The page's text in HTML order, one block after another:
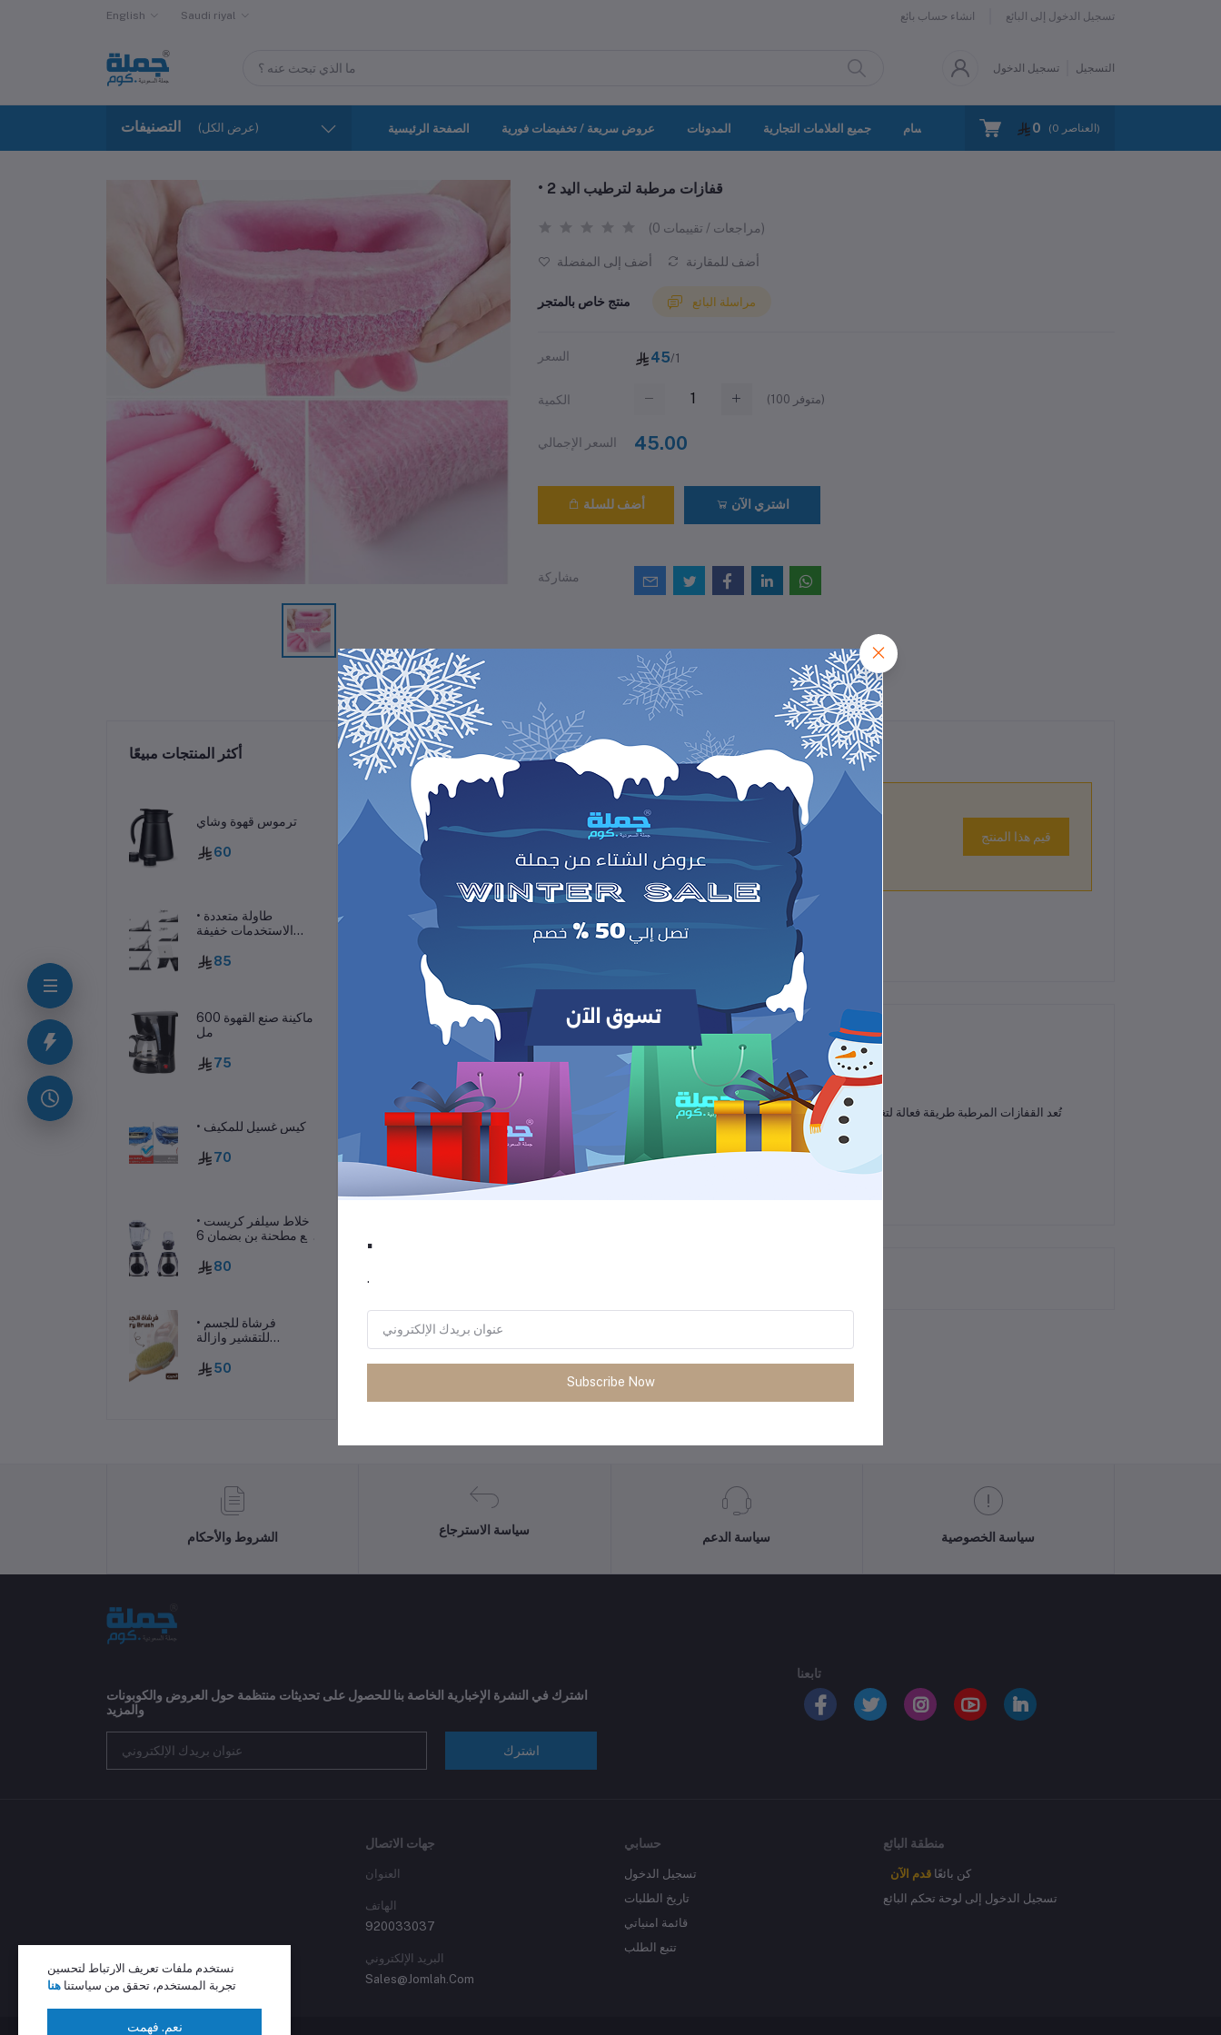
English Saudi riyal انشاء حساب بائع تسجيل الدخول إلى البائع
تسجيل الدخول التسجيل
التصنيفات (عرض الكل) الصفحة الرئيسية عروض سريعة / تخفيضات فورية المدونات جميع العلامات التجارية جميع الأقسام اتصل بنا سياسة الخصوصية 0 (0 العناصر)
• قفازات مرطبة لترطيب اليد 2
(0 مراجعات / تقييمات)
أضف إلى المفضلة أضف للمقارنة
منتج خاص بالمتجر مراسلة البائع
السعر 45/1
الكمية (100 متوفر)
السعر الإجمالي 45.00
أضف للسلة اشتري الآن
مشاركة
أكثر المنتجات مبيعًا
ترموس قهوة وشاي
60
• طاولة متعددة
الاستخدمات خفيفة
85
ماكينة صنع القهوة 600
مل
75
• كيس غسيل للمكيف
70
• خلاط سيلفر كريست
مع مطحنة بن بضمان 6
80
• فرشاة للجسم
للتقشير وازالة
50
التقييمات والمراجعات
0 من أصل 5.0 (0 مراجعات / تقييمات) قيم هذا المنتج
تُعد القفازات المرطبة طريقة فعالة لتغذية اليدين الجافة والمتشققة، وتتوفر بأنواع مختلفة تناسب الاحتياجات المختلفة. وتعمل معظمها من
خلال بطانة جل داخلية مُغناة بمواد مرطبة مثل الزيوت والفيتامينات.
الشروط والأحكام
سياسة الاسترجاع
سياسة الدعم سياسة الخصوصية
اشترك في النشرة الإخبارية الخاصة بنا للحصول على تحديثات منتظمة حول العروض والكوبونات
والمزيد
اشترك
تابعنا
جهات الاتصال
العنوان
الهاتف
920033037
البريد الإلكتروني
Sales@Jomlah.Com
حسابي
تسجيل الدخول
تاريخ الطلبات
قائمة امنياتي
تتبع الطلب
منطقة البائع
كن بائعًا قدم الآن
تسجيل الدخول إلى لوحة تحكم البائع
نستخدم ملفات تعريف الارتباط لتحسين
تجربة المستخدم، تحقق من سياستنا هنا
نعم. فهمت
.
.
Subscribe Now